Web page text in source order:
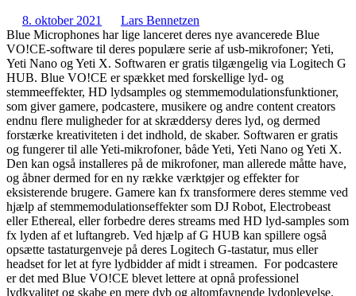
8. oktober 2021
Lars Bennetzen
Blue Microphones har lige lanceret deres nye avancerede Blue
VO!CE-software til deres populære serie af usb-mikrofoner; Yeti,
Yeti Nano og Yeti X. Softwaren er gratis tilgængelig via Logitech G
HUB. Blue VO!CE er spækket med forskellige lyd- og
stemmeeffekter, HD lydsamples og stemmemodulationsfunktioner,
som giver gamere, podcastere, musikere og andre content creators
endnu flere muligheder for at skræddersy deres lyd, og dermed
forstærke kreativiteten i det indhold, de skaber. Softwaren er gratis
og fungerer til alle Yeti-mikrofoner, både Yeti, Yeti Nano og Yeti X.
Den kan også installeres på de mikrofoner, man allerede måtte have,
og åbner dermed for en ny række værktøjer og effekter for
eksisterende brugere. Gamere kan fx transformere deres stemme ved
hjælp af stemmemodulationseffekter som DJ Robot, Electrobeast
eller Ethereal, eller forbedre deres streams med HD lyd-samples som
fx lyden af et luftangreb. Ved hjælp af G HUB kan spillere også
opsætte tastaturgenveje på deres Logitech G-tastatur, mus eller
headset for let at fyre lydbidder af midt i streamen. For podcastere
er det med Blue VO!CE blevet lettere at opnå professionel
lydkvalitet og skabe en mere dyb og altomfavnende lydoplevelse.